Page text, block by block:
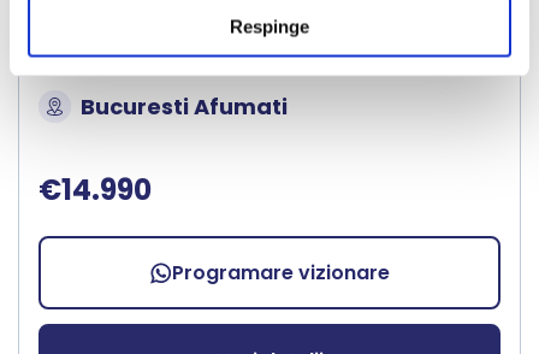
Respinge
2021 119708 km Hibrid Plug-in 141 HP Automata
Bucuresti Afumati
€14.990
Programare vizionare